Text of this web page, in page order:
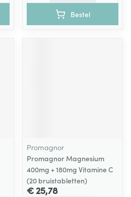
Bestel
Promagnor
Promagnor Magnesium
400mg + 180mg Vitamine C
(20 bruistabletten)
€ 25,78